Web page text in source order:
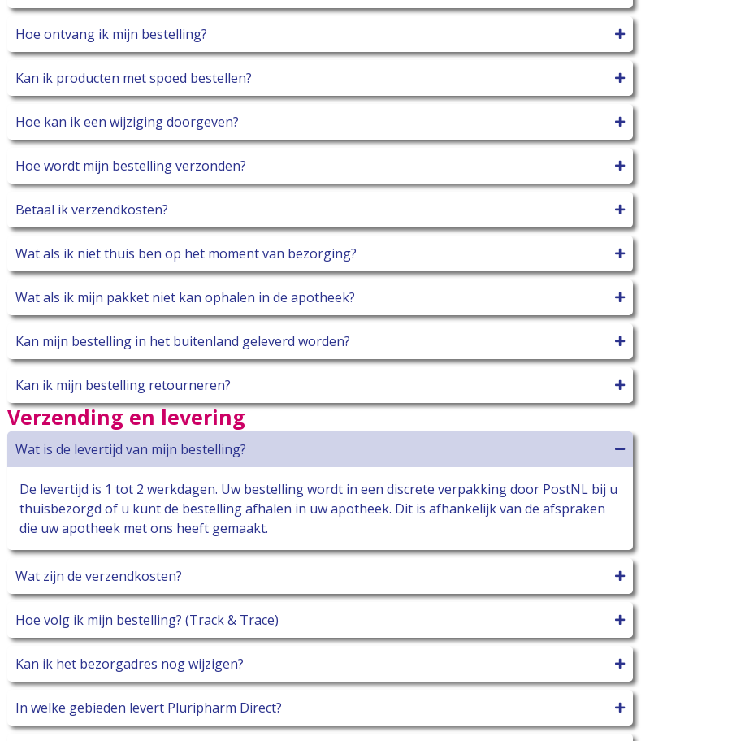
Hoe ontvang ik mijn bestelling?
Kan ik producten met spoed bestellen?
Hoe kan ik een wijziging doorgeven?
Hoe wordt mijn bestelling verzonden?
Betaal ik verzendkosten?
Wat als ik niet thuis ben op het moment van bezorging?
Wat als ik mijn pakket niet kan ophalen in de apotheek?
Kan mijn bestelling in het buitenland geleverd worden?
Kan ik mijn bestelling retourneren?
Verzending en levering
Wat is de levertijd van mijn bestelling?
De levertijd is 1 tot 2 werkdagen. Uw bestelling wordt in een discrete verpakking door PostNL bij u
thuisbezorgd of u kunt de bestelling afhalen in uw apotheek. Dit is afhankelijk van de afspraken
die uw apotheek met ons heeft gemaakt.
Wat zijn de verzendkosten?
Hoe volg ik mijn bestelling? (Track & Trace)
Kan ik het bezorgadres nog wijzigen?
In welke gebieden levert Pluripharm Direct?